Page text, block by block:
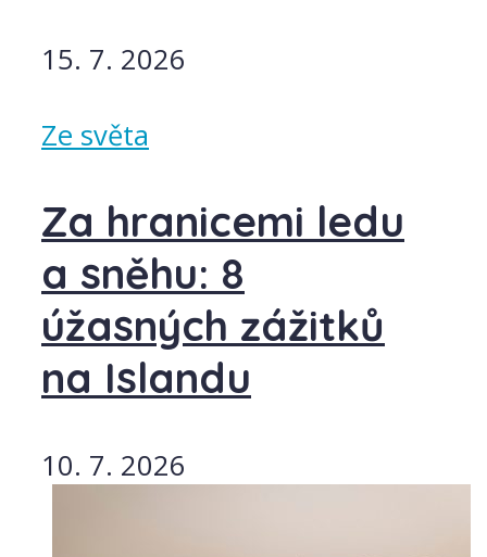
15. 7. 2026
Ze světa
Za hranicemi ledu
a sněhu: 8
úžasných zážitků
na Islandu
10. 7. 2026